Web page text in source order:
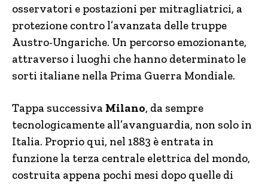
osservatori e postazioni per mitragliatrici, a
protezione contro l’avanzata delle truppe
Austro-Ungariche. Un percorso emozionante,
attraverso i luoghi che hanno determinato le
sorti italiane nella Prima Guerra Mondiale.
Tappa successiva Milano, da sempre
tecnologicamente all’avanguardia, non solo in
Italia. Proprio qui, nel 1883 è entrata in
funzione la terza centrale elettrica del mondo,
costruita appena pochi mesi dopo quelle di